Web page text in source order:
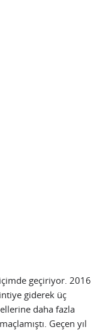
geçiriyor. 2016
giderek üç
daha fazla
Geçen yıl